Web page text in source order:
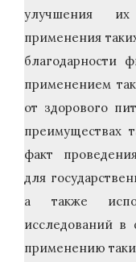
улучшения
применения
благодарности
применением
от здорового
преимуществах
факт
для
а также
исследований
применению